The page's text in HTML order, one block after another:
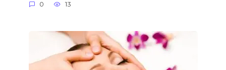
0 13